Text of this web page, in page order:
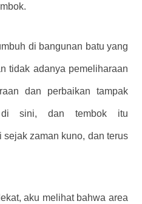
di bangunan batu yang
tidak adanya pemeliharaan
dan perbaikan tampak
sini, dan tembok itu
zaman kuno, dan terus
aku melihat bahwa area